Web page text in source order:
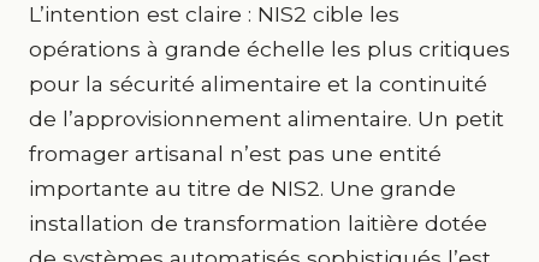
L’intention est claire : NIS2 cible les
opérations à grande échelle les plus critiques
pour la sécurité alimentaire et la continuité
de l’approvisionnement alimentaire. Un petit
fromager artisanal n’est pas une entité
importante au titre de NIS2. Une grande
installation de transformation laitière dotée